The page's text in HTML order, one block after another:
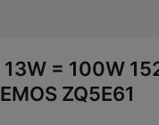
= 100W
ZQ5E61